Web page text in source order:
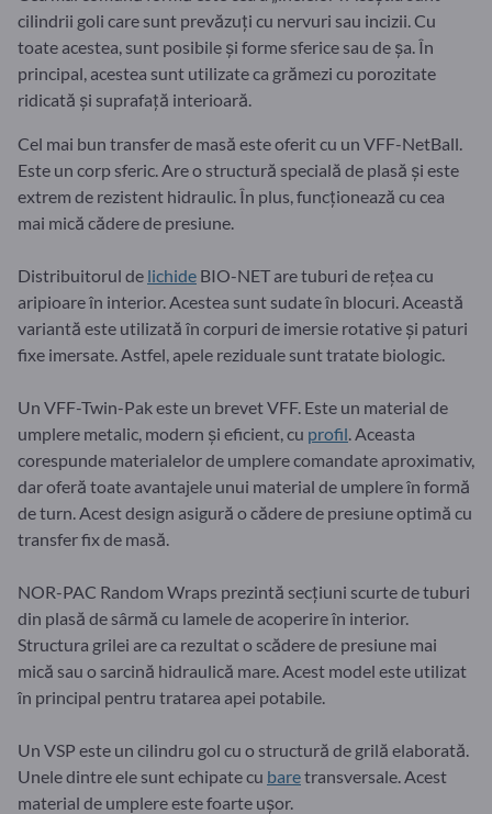
cilindrii goli care sunt prevăzuți cu nervuri sau incizii. Cu
toate acestea, sunt posibile și forme sferice sau de șa. În
principal, acestea sunt utilizate ca grămezi cu porozitate
ridicată și suprafață interioară.
Cel mai bun transfer de masă este oferit cu un VFF-NetBall.
Este un corp sferic. Are o structură specială de plasă și este
extrem de rezistent hidraulic. În plus, funcționează cu cea
mai mică cădere de presiune.
Distribuitorul de lichide BIO-NET are tuburi de rețea cu
aripioare în interior. Acestea sunt sudate în blocuri. Această
variantă este utilizată în corpuri de imersie rotative și paturi
fixe imersate. Astfel, apele reziduale sunt tratate biologic.
Un VFF-Twin-Pak este un brevet VFF. Este un material de
umplere metalic, modern și eficient, cu profil . Aceasta
corespunde materialelor de umplere comandate aproximativ,
dar oferă toate avantajele unui material de umplere în formă
de turn. Acest design asigură o cădere de presiune optimă cu
transfer fix de masă.
NOR-PAC Random Wraps prezintă secțiuni scurte de tuburi
din plasă de sârmă cu lamele de acoperire în interior.
Structura grilei are ca rezultat o scădere de presiune mai
mică sau o sarcină hidraulică mare. Acest model este utilizat
în principal pentru tratarea apei potabile.
Un VSP este un cilindru gol cu o structură de grilă elaborată.
Unele dintre ele sunt echipate cu baretransversale. Acest
material de umplere este foarte ușor.